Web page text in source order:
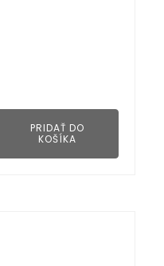
PRIDAŤ DO
KOŠÍKA